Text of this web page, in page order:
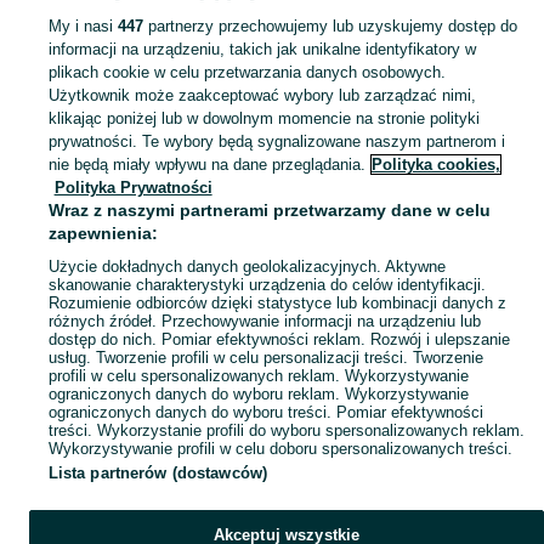
KATEGORIA
Skorzystaj z największego serwisu ogłoszeniowego - Kobyle i okolice! Kupuj to, czego pragniesz i sprzedawaj to, czego już nie potrzebujesz! Zobacz
Mapa kategorii
Mapa miejscowości
Mapa ministron
Popularne wyszukiwania
My i nasi 447partnerzy przechowujemy lub uzyskujemy dostęp do
informacji na urządzeniu, takich jak unikalne identyfikatory w
plikach cookie w celu przetwarzania danych osobowych.
Użytkownik może zaakceptować wybory lub zarządzać nimi,
klikając poniżej lub w dowolnym momencie na stronie polityki
prywatności. Te wybory będą sygnalizowane naszym partnerom i
nie będą miały wpływu na dane przeglądania. Polityka cookies,
Polityka Prywatności
Wraz z naszymi partnerami przetwarzamy dane w celu
zapewnienia:
Użycie dokładnych danych geolokalizacyjnych. Aktywne
skanowanie charakterystyki urządzenia do celów identyfikacji.
Rozumienie odbiorców dzięki statystyce lub kombinacji danych z
różnych źródeł. Przechowywanie informacji na urządzeniu lub
dostęp do nich. Pomiar efektywności reklam. Rozwój i ulepszanie
usług. Tworzenie profili w celu personalizacji treści. Tworzenie
profili w celu spersonalizowanych reklam. Wykorzystywanie
ograniczonych danych do wyboru reklam. Wykorzystywanie
ograniczonych danych do wyboru treści. Pomiar efektywności
treści. Wykorzystanie profili do wyboru spersonalizowanych reklam.
Wykorzystywanie profili w celu doboru spersonalizowanych treści.
Lista partnerów (dostawców)
Akceptuj wszystkie